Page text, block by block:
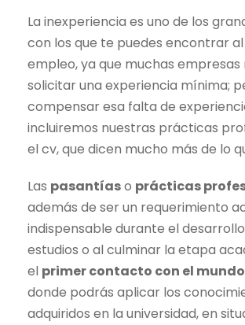
La inexperiencia es uno de los
con los que te puedes encontrar
empleo, ya que muchas empresas
solicitar una experiencia mínima;
compensar esa falta de
incluiremos nuestras prácticas
el cv, que dicen mucho más de lo
Las pasantíaso prácticas
además de ser un requerimiento
indispensable durante el
estudios o al culminar la etapa
el primer contacto con el
donde podrás aplicar los
adquiridos en la universidad, en